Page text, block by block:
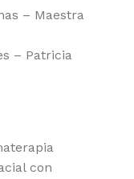
– Maestra
– Patricia
con